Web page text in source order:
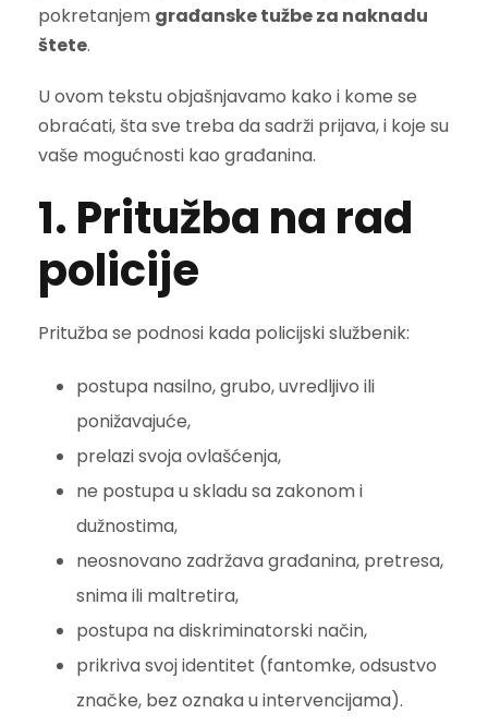
pokretanjem građanske tužbe za naknadu
štete.
U ovom tekstu objašnjavamo kako i kome se
obraćati, šta sve treba da sadrži prijava, i koje su
vaše mogućnosti kao građanina.
1. Pritužba na rad
policije
Pritužba se podnosi kada policijski službenik:
postupa nasilno, grubo, uvredljivo ili
ponižavajuće,
prelazi svoja ovlašćenja,
ne postupa u skladu sa zakonom i
dužnostima,
neosnovano zadržava građanina, pretresa,
snima ili maltretira,
postupa na diskriminatorski način,
prikriva svoj identitet (fantomke, odsustvo
značke, bez oznaka u intervencijama).